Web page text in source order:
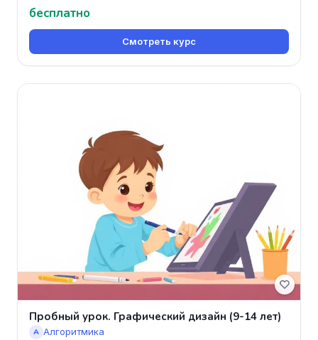
бесплатно
Смотреть курс
Пробный урок. Графический дизайн (9-14 лет)
А Алгоритмика